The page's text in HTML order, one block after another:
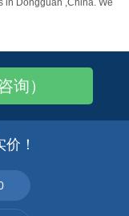
and tungsten or with
inlaid as well as
bracelets, bangles,
询）
！